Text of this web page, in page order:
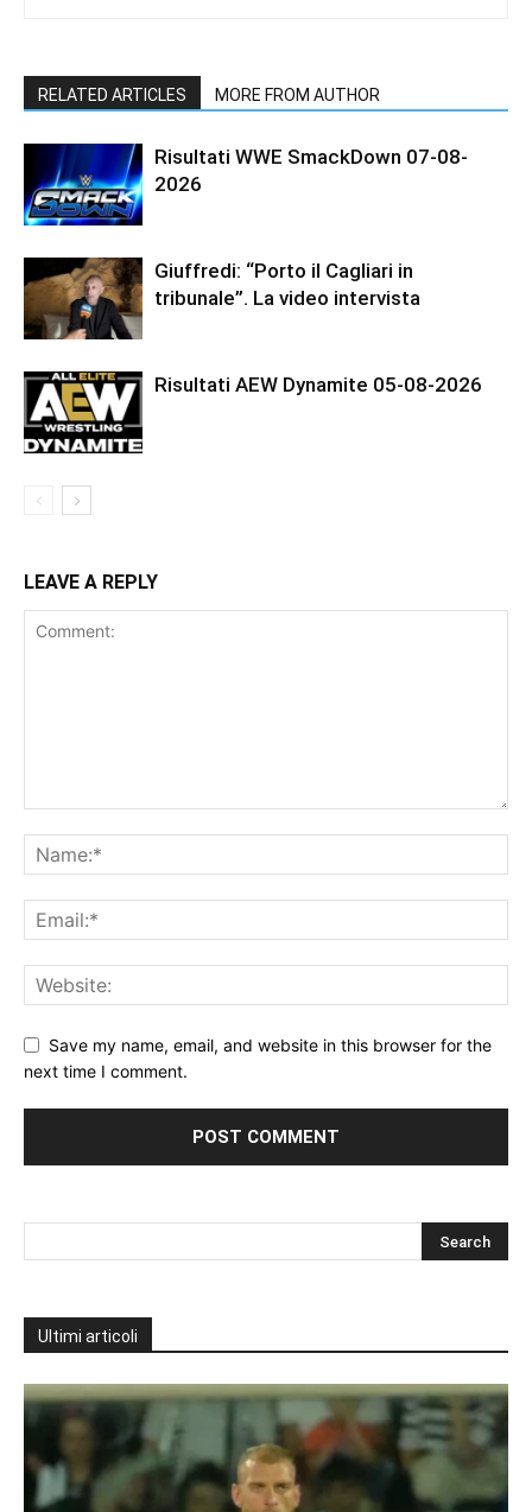
RELATED ARTICLES MORE FROM AUTHOR
Risultati WWE SmackDown 07-08-
2026
Giuffredi: “Porto il Cagliari in
tribunale”. La video intervista
Risultati AEW Dynamite 05-08-2026
LEAVE A REPLY
Save my name, email, and website in this browser for the
next time I comment.
Ultimi articoli